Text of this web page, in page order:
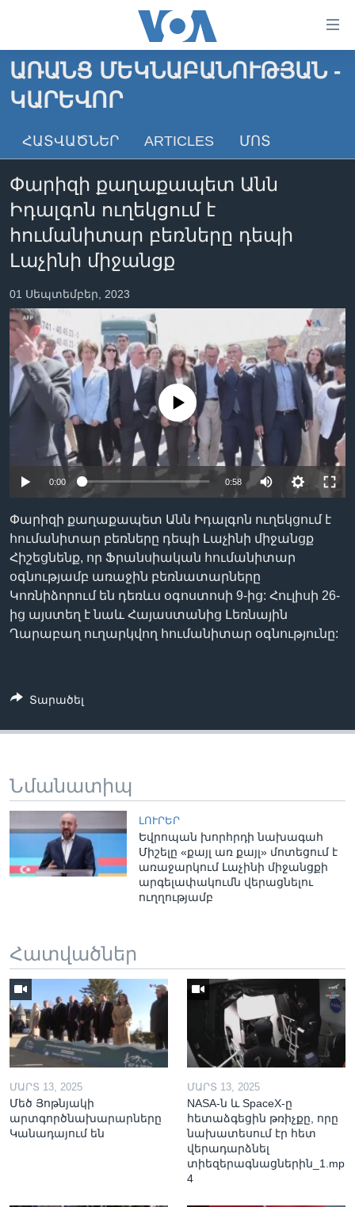
անցնել
հիմնական
բովանդակությանը
հիմնական
հիմնական
բովանդակություն
ԳԼԽԱՎՈՐ ԷՋ
ԼՈՒՐԵՐ
ՍՓՅՈՒՌՔ
ՖԻԼՄԵՐ
ՖԻԼՄԵՐ
IN ENGLISH
ՄԵՐ ՄԱՍԻՆ
ՄԵՐ ՄԱՍԻՆ
ԿԱՊ ՄԵԶ ՀԵՏ
ՈՒԿՐԱԻՆԱԿԱՆ ՊԱՏԵՐԱԶՄ
Learning English
ՀԵՏԵՒԵՔ ՄԵԶ
Լեզուներ
ԱՌԱՆՑ ՄԵԿՆԱԲԱՆՈՒԹՅԱՆ -
ԿԱՐԵՎՈՐ
ՀԱՏՎԱԾՆԵՐ ARTICLES ՄՈՏ
Փարիզի քաղաքապետ Անն
Իդալգոն ուղեկցում է
հումանիտար բեռները դեպի
Լաչինի միջանցք
01 Սեպտեմբեր, 2023
No media source currently available
0:00 0:58
Փարիզի քաղաքապետ Անն Իդալգոն ուղեկցում է
հումանիտար բեռները դեպի Լաչինի միջանցք
Հիշեցնենք, որ Ֆրանսիական հումանիտար
օգնությամբ առաջին բեռնատարները
Կոռնիձորում են դեռևս օգոստոսի 9-ից: Հուլիսի 26-
ից այստեղ է նաև Հայաստանից Լեռնային
Ղարաբաղ ուղարկվող հումանիտար օգնությունը:
Տարածել
Նմանատիպ
ԼՈՒՐԵՐ
Եվրոպան խորհրդի նախագահ
Միշելը «քայլ առ քայլ» մոտեցում է
առաջարկում Լաչինի միջանցքի
արգելափակումն վերացնելու
ուղղությամբ
Հատվածներ
ՄԱՐՏ 13, 2025
Մեծ Յոթնյակի
արտգործնախարարները
Կանադայում են
ՄԱՐՏ 13, 2025
NASA-ն և SpaceX-ը
հետաձգեցին թռիչքը, որը
նախատեսում էր հետ
վերադարձնել
տիեզերագնացներին_1.mp
4